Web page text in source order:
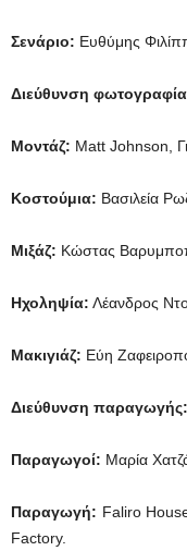
Σενάριο: Ευθύμης
Διεύθυνση
Μοντάζ: Matt Johnson,
Κοστούμια: Βασιλεία
Μιξάζ: Κώστας
Ηχοληψία: Λέανδρος
Μακιγιάζ: Εύη
Διεύθυνση παραγωγής:
Παραγωγοί: Μαρία
Παραγωγή: Faliro
Factory.